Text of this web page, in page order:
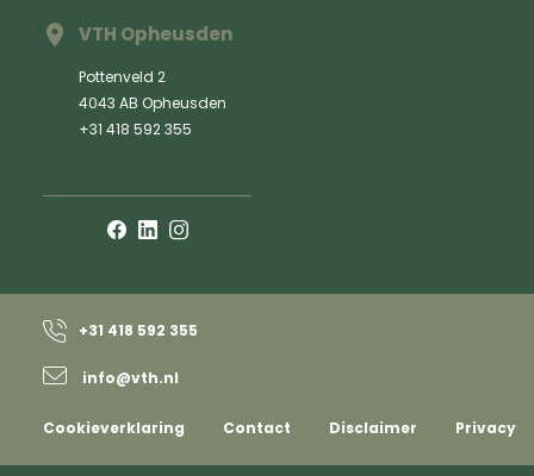
VTH Opheusden
Pottenveld 2
4043 AB Opheusden
+31 418 592 355
+31 418 592 355
info@vth.nl
Cookieverklaring Contact Disclaimer Privacy